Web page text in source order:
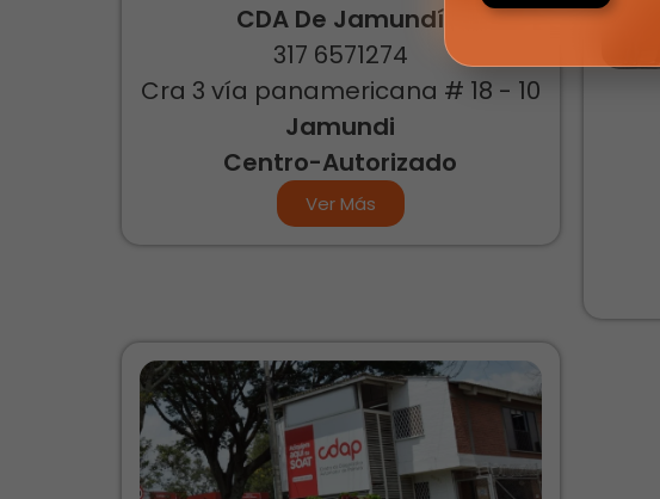
CDA De Jamundí
317 6571274
Cra 3 vía panamericana # 18 - 10
Jamundi
Centro-Autorizado
Ver Más